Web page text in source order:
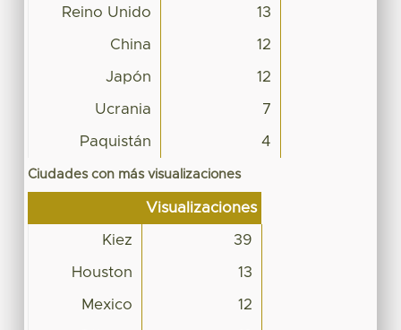
Reino Unido 13
China 12
Japón 12
Ucrania 7
Paquistán 4
Ciudades con más visualizaciones
Visualizaciones
Kiez 39
Houston 13
Mexico 12